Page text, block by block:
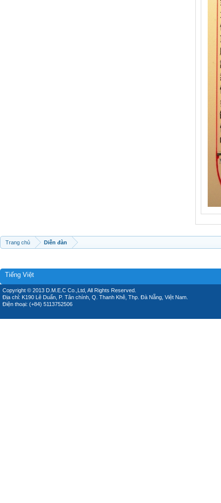
Trang chủ Diễn đàn
Tiếng Việt
Copyright © 2013 D.M.E.C Co.,Ltd, All Rights Reserved.
Địa chỉ: K190 Lê Duẩn, P. Tân chính, Q. Thanh Khê, Thp. Đà Nẵng, Việt Nam.
Điện thoại: (+84) 5113752506